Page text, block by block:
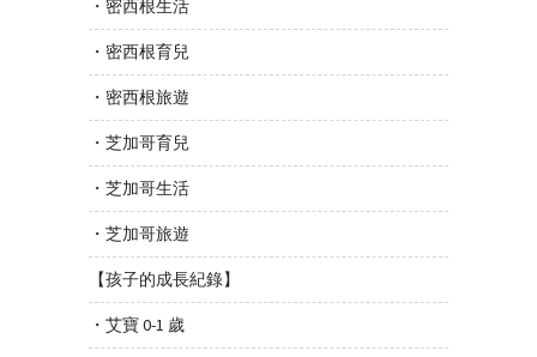
・密西根生活
・密西根育兒
・密西根旅遊
・芝加哥育兒
・芝加哥生活
・芝加哥旅遊
【孩子的成長紀錄】
・艾寶 0-1 歲